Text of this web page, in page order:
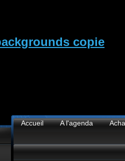
Accueil A l'agenda